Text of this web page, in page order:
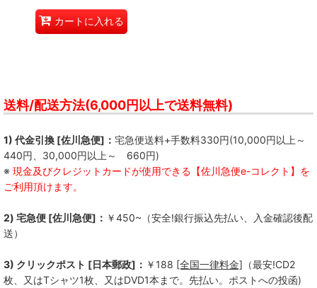
カートに入れる
送料/配送方法(6,000円以上で送料無料)
1) 代金引換 [佐川急便]： 宅急便送料+手数料330円(10,000円以上～
440円、30,000円以上～ 660円)
※ 現金及びクレジットカードが使用できる【佐川急便e-コレクト】を
ご利用頂けます。
2) 宅急便 [佐川急便]： ￥450~（安全!銀行振込先払い、入金確認後配
送）
3) クリックポスト [日本郵政]： ￥188 [全国一律料金] （最安!CD2
枚、又はTシャツ1枚、又はDVD1本まで。先払い。ポストへの投函)